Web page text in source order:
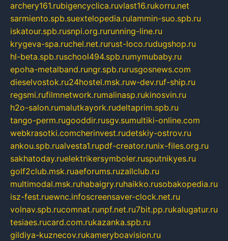
archery161.rubigencyclica.ruvlast16.rukorru.net
sarmiento.spb.suextelopedia.rulammin-suo.spb.ru
iskatour.spb.rusnpi.org.rurunning-line.ru
krygeva-spa.ruchel.net.rurust-loco.rudugshop.ru
hl-beta.spb.ruschool494.spb.rumymubaby.ru
epoha-metalband.rungr.spb.rurusgosnews.com
dieselvostok.ru24hostel.msk.ruw-dev.ruf-ship.ru
regsmi.rufilmnetwork.rumalinasp.rukinosvin.ru
h2o-salon.rumalutkayork.rudeltaprim.spb.ru
tango-perm.rugooddir.rusgv.sumultiki-online.com
webkrasotki.comcherinvest.rudetskiy-ostrov.ru
ankou.spb.rualvesta1.rupdf-creator.runix-files.org.ru
sakhatoday.ruelektrikersymboler.rusputnikyes.ru
golf2club.msk.ruaeforums.ruzallclub.ru
multimodal.msk.ruhabaigry.ruhaikko.rusobakopedia.ru
isz-fest.ruewnc.infoscreensaver-clock.net.ru
volnav.spb.rucomnat.runpf.net.ru7bit.pp.rukalugatur.ru
tesiaes.rucard.com.rukazanka.spb.ru
gildiya-kuznecov.rukameryboavision.ru